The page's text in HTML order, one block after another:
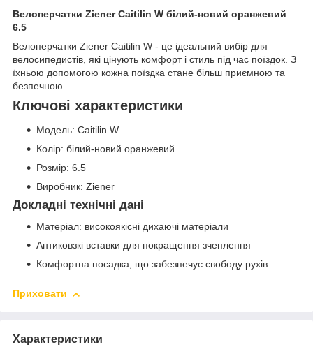
Велоперчатки Ziener Caitilin W білий-новий оранжевий
6.5
Велоперчатки Ziener Caitilin W - це ідеальний вибір для
велосипедистів, які цінують комфорт і стиль під час поїздок. З
їхньою допомогою кожна поїздка стане більш приємною та
безпечною.
Ключові характеристики
Модель: Caitilin W
Колір: білий-новий оранжевий
Розмір: 6.5
Виробник: Ziener
Докладні технічні дані
Матеріал: високоякісні дихаючі матеріали
Антиковзкі вставки для покращення зчеплення
Комфортна посадка, що забезпечує свободу рухів
Приховати
Характеристики